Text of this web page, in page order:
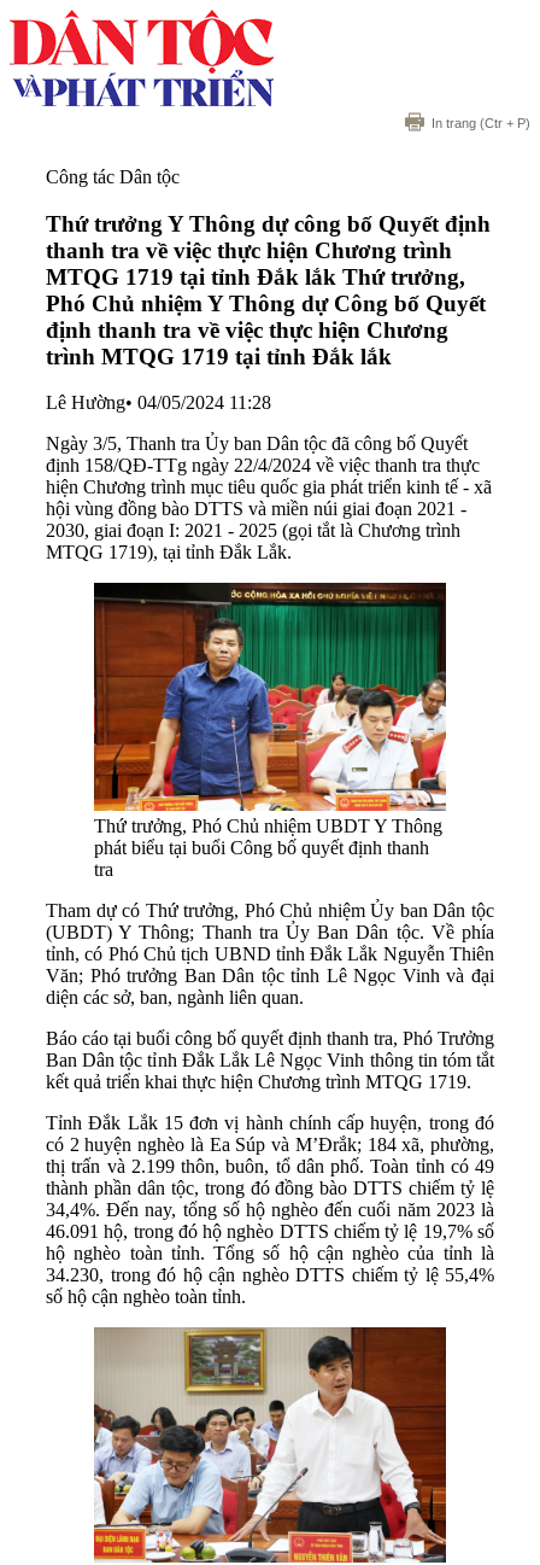
In trang (Ctr + P)
Công tác Dân tộc
Thứ trưởng Y Thông dự công bố Quyết định
thanh tra về việc thực hiện Chương trình
MTQG 1719 tại tỉnh Đắk lắk Thứ trưởng,
Phó Chủ nhiệm Y Thông dự Công bố Quyết
định thanh tra về việc thực hiện Chương
trình MTQG 1719 tại tỉnh Đắk lắk
Lê Hường• 04/05/2024 11:28
Ngày 3/5, Thanh tra Ủy ban Dân tộc đã công bố Quyết
định 158/QĐ-TTg ngày 22/4/2024 về việc thanh tra thực
hiện Chương trình mục tiêu quốc gia phát triển kinh tế - xã
hội vùng đồng bào DTTS và miền núi giai đoạn 2021 -
2030, giai đoạn I: 2021 - 2025 (gọi tắt là Chương trình
MTQG 1719), tại tỉnh Đắk Lắk.
Thứ trưởng, Phó Chủ nhiệm UBDT Y Thông
phát biểu tại buổi Công bố quyết định thanh
tra
Tham dự có Thứ trưởng, Phó Chủ nhiệm Ủy ban Dân tộc
(UBDT) Y Thông; Thanh tra Ủy Ban Dân tộc. Về phía
tỉnh, có Phó Chủ tịch UBND tỉnh Đắk Lắk Nguyễn Thiên
Văn; Phó trưởng Ban Dân tộc tỉnh Lê Ngọc Vinh và đại
diện các sở, ban, ngành liên quan.
Báo cáo tại buổi công bố quyết định thanh tra, Phó Trưởng
Ban Dân tộc tỉnh Đắk Lắk Lê Ngọc Vinh thông tin tóm tắt
kết quả triển khai thực hiện Chương trình MTQG 1719.
Tỉnh Đắk Lắk 15 đơn vị hành chính cấp huyện, trong đó
có 2 huyện nghèo là Ea Súp và M’Đrắk; 184 xã, phường,
thị trấn và 2.199 thôn, buôn, tổ dân phố. Toàn tỉnh có 49
thành phần dân tộc, trong đó đồng bào DTTS chiếm tỷ lệ
34,4%. Đến nay, tổng số hộ nghèo đến cuối năm 2023 là
46.091 hộ, trong đó hộ nghèo DTTS chiếm tỷ lệ 19,7% số
hộ nghèo toàn tỉnh. Tổng số hộ cận nghèo của tỉnh là
34.230, trong đó hộ cận nghèo DTTS chiếm tỷ lệ 55,4%
số hộ cận nghèo toàn tỉnh.